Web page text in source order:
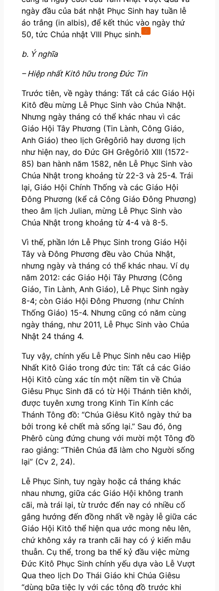
ngày đầu của bát nhật Phục Sinh hay tuần lễ
áo trắng (in albis), để kết thúc vào ngày thứ
50, tức Chúa nhật VIII Phục sinh. 2
b. Ý nghĩa
– Hiệp nhất Kitô hữu trong Đức Tin
Trước tiên, về ngày tháng: Tất cả các Giáo Hội
Kitô đều mừng Lễ Phục Sinh vào Chúa Nhật.
Nhưng ngày tháng có thể khác nhau vì các
Giáo Hội Tây Phương (Tin Lành, Công Giáo,
Anh Giáo) theo lịch Grêgôriô hay dương lịch
như hiện nay, do Đức GH Grêgôriô XIII (1572-
85) ban hành năm 1582, nên Lễ Phục Sinh vào
Chúa Nhật trong khoảng từ 22-3 và 25-4. Trái
lại, Giáo Hội Chính Thống và các Giáo Hội
Đông Phương (kể cả Công Giáo Đông Phương)
theo âm lịch Julian, mừng Lễ Phục Sinh vào
Chúa Nhật trong khoảng từ 4-4 và 8-5.
Vì thế, phần lớn Lễ Phục Sinh trong Giáo Hội
Tây và Đông Phương đều vào Chúa Nhật,
nhưng ngày và tháng có thể khác nhau. Ví dụ
năm 2012: các Giáo Hội Tây Phương (Công
Giáo, Tin Lành, Anh Giáo), Lễ Phục Sinh ngày
8-4; còn Giáo Hội Đông Phương (như Chính
Thống Giáo) 15-4. Nhưng cũng có năm cùng
ngày tháng, như 2011, Lễ Phục Sinh vào Chúa
Nhật 24 tháng 4.
Tuy vậy, chính yếu Lễ Phục Sinh nêu cao Hiệp
Nhất Kitô Giáo trong đức tin: Tất cả các Giáo
Hội Kitô cùng xác tín một niềm tin về Chúa
Giêsu Phục Sinh đã có từ Hội Thánh tiên khởi,
được tuyên xưng trong Kinh Tin Kính các
Thánh Tông đồ: “Chúa Giêsu Kitô ngày thứ ba
bởi trong kẻ chết mà sống lại.” Sau đó, ông
Phêrô cùng đứng chung với mười một Tông đồ
rao giảng: “Thiên Chúa đã làm cho Người sống
lại” (Cv 2, 24).
Lễ Phục Sinh, tuy ngày hoặc cả tháng khác
nhau nhưng, giữa các Giáo Hội không tranh
cãi, mà trái lại, từ trước đến nay có nhiều cố
gắng hướng đến đồng nhất về ngày lễ giữa các
Giáo Hội Kitô thể hiện qua ước mong nêu lên,
chứ không xảy ra tranh cãi hay có ý kiến mâu
thuẫn. Cụ thể, trong ba thế kỷ đầu việc mừng
Đức Kitô Phục Sinh chính yếu dựa vào Lễ Vượt
Qua theo lịch Do Thái Giáo khi Chúa Giêsu
“dùng bữa tiệc ly với các tông đồ trước khi